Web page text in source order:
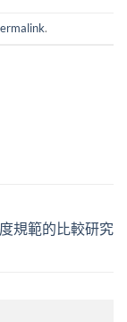
.
規範的比較研究